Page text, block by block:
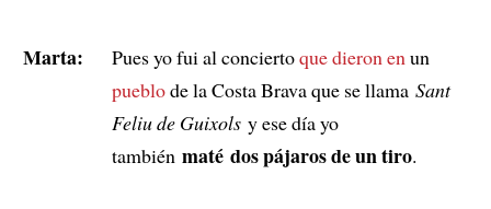
Marta: Pues yo fui al conciertoque dieron en un
pueblode la Costa Brava que se llama Sant
Feliu de Guixolsy ese día yo
también maté dos pájaros de un tiro.